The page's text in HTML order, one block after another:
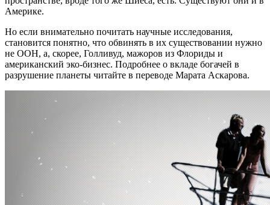
Америке.
Но если внимательно почитать научные исследования,
становится понятно, что обвинять в их существовании нужно
не ООН, а, скорее, Голливуд, мажоров из Флориды и
американский эко-бизнес. Подробнее о вкладе богачей в
разрушение планеты читайте в переводе Марата Аскарова.